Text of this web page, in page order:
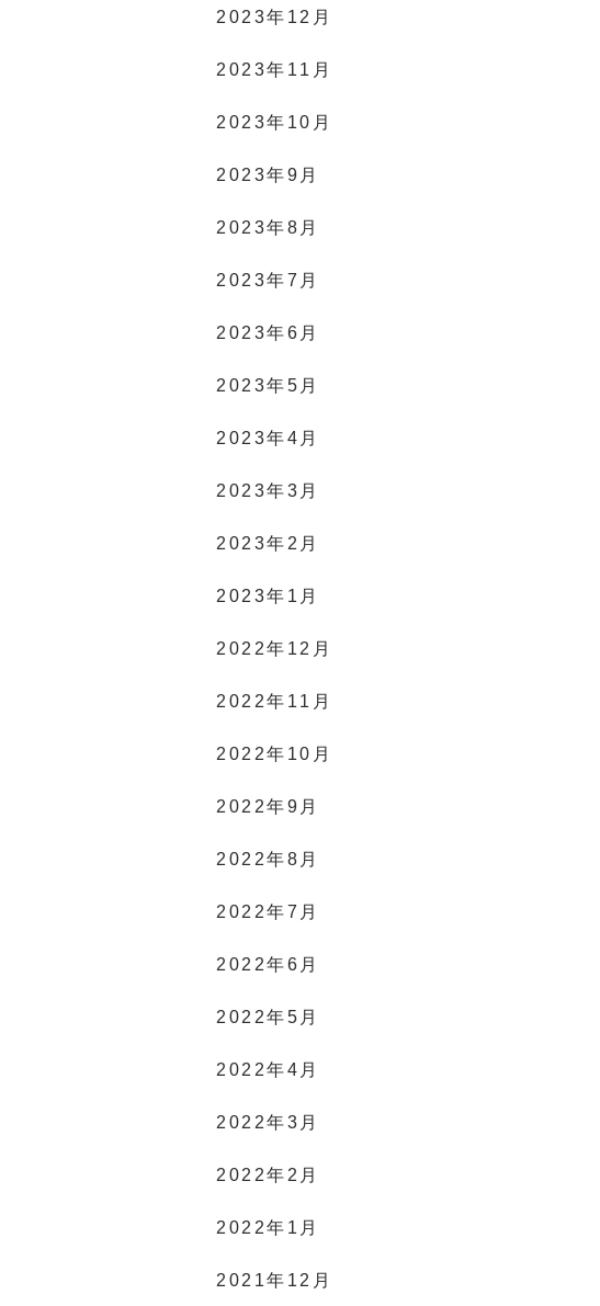
2023年12月
2023年11月
2023年10月
2023年9月
2023年8月
2023年7月
2023年6月
2023年5月
2023年4月
2023年3月
2023年2月
2023年1月
2022年12月
2022年11月
2022年10月
2022年9月
2022年8月
2022年7月
2022年6月
2022年5月
2022年4月
2022年3月
2022年2月
2022年1月
2021年12月